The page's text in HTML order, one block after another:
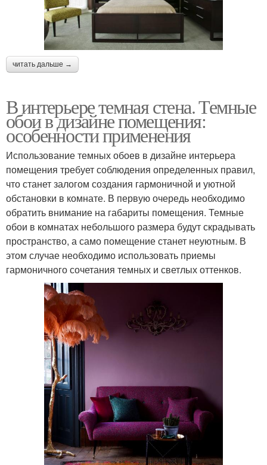
читать дальше →
В интерьере темная стена. Темные
обои в дизайне помещения:
особенности применения
Использование темных обоев в дизайне интерьера
помещения требует соблюдения определенных правил,
что станет залогом создания гармоничной и уютной
обстановки в комнате. В первую очередь необходимо
обратить внимание на габариты помещения. Темные
обои в комнатах небольшого размера будут скрадывать
пространство, а само помещение станет неуютным. В
этом случае необходимо использовать приемы
гармоничного сочетания темных и светлых оттенков.